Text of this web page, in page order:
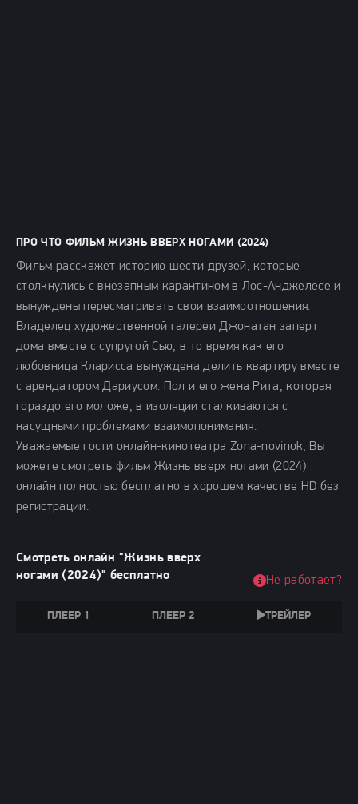
ПРО ЧТО ФИЛЬМ ЖИЗНЬ ВВЕРХ НОГАМИ (2024)
Фильм расскажет историю шести друзей, которые
столкнулись с внезапным карантином в Лос-Анджелесе и
вынуждены пересматривать свои взаимоотношения.
Владелец художественной галереи Джонатан заперт
дома вместе с супругой Сью, в то время как его
любовница Кларисса вынуждена делить квартиру вместе
с арендатором Дариусом. Пол и его жена Рита, которая
гораздо его моложе, в изоляции сталкиваются с
насущными проблемами взаимопонимания.
Уважаемые гости онлайн-кинотеатра Zona-novinok, Вы
можете смотреть фильм Жизнь вверх ногами (2024)
онлайн полностью бесплатно в хорошем качестве HD без
регистрации.
Смотреть онлайн "Жизнь вверх
ногами (2024)" бесплатно
ПЛЕЕР 1 ПЛЕЕР 2 ТРЕЙЛЕР
Не работает?